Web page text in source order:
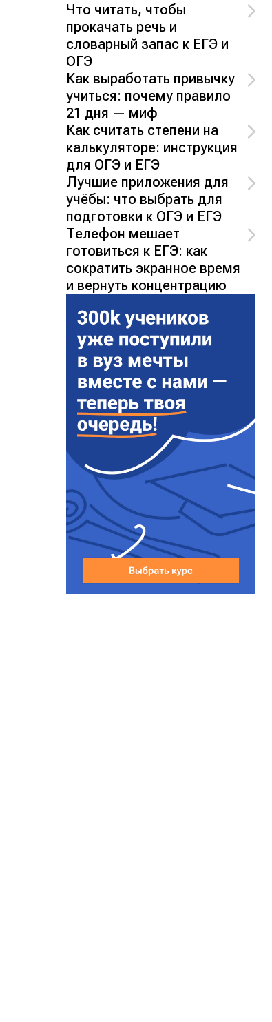
Что читать, чтобы
прокачать речь и
словарный запас к ЕГЭ и
ОГЭ
Как выработать привычку
учиться: почему правило
21 дня — миф
Как считать степени на
калькуляторе: инструкция
для ОГЭ и ЕГЭ
Лучшие приложения для
учёбы: что выбрать для
подготовки к ОГЭ и ЕГЭ
Телефон мешает
готовиться к ЕГЭ: как
сократить экранное время
и вернуть концентрацию